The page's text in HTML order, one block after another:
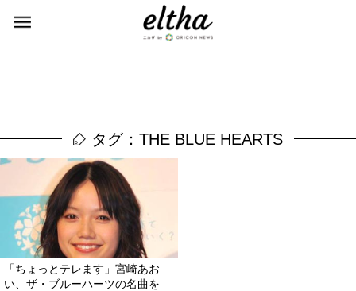
タグ：THE BLUE HEARTS
「ちょっとテレます」宮崎あお
い、ザ・ブルーハーツの名曲を